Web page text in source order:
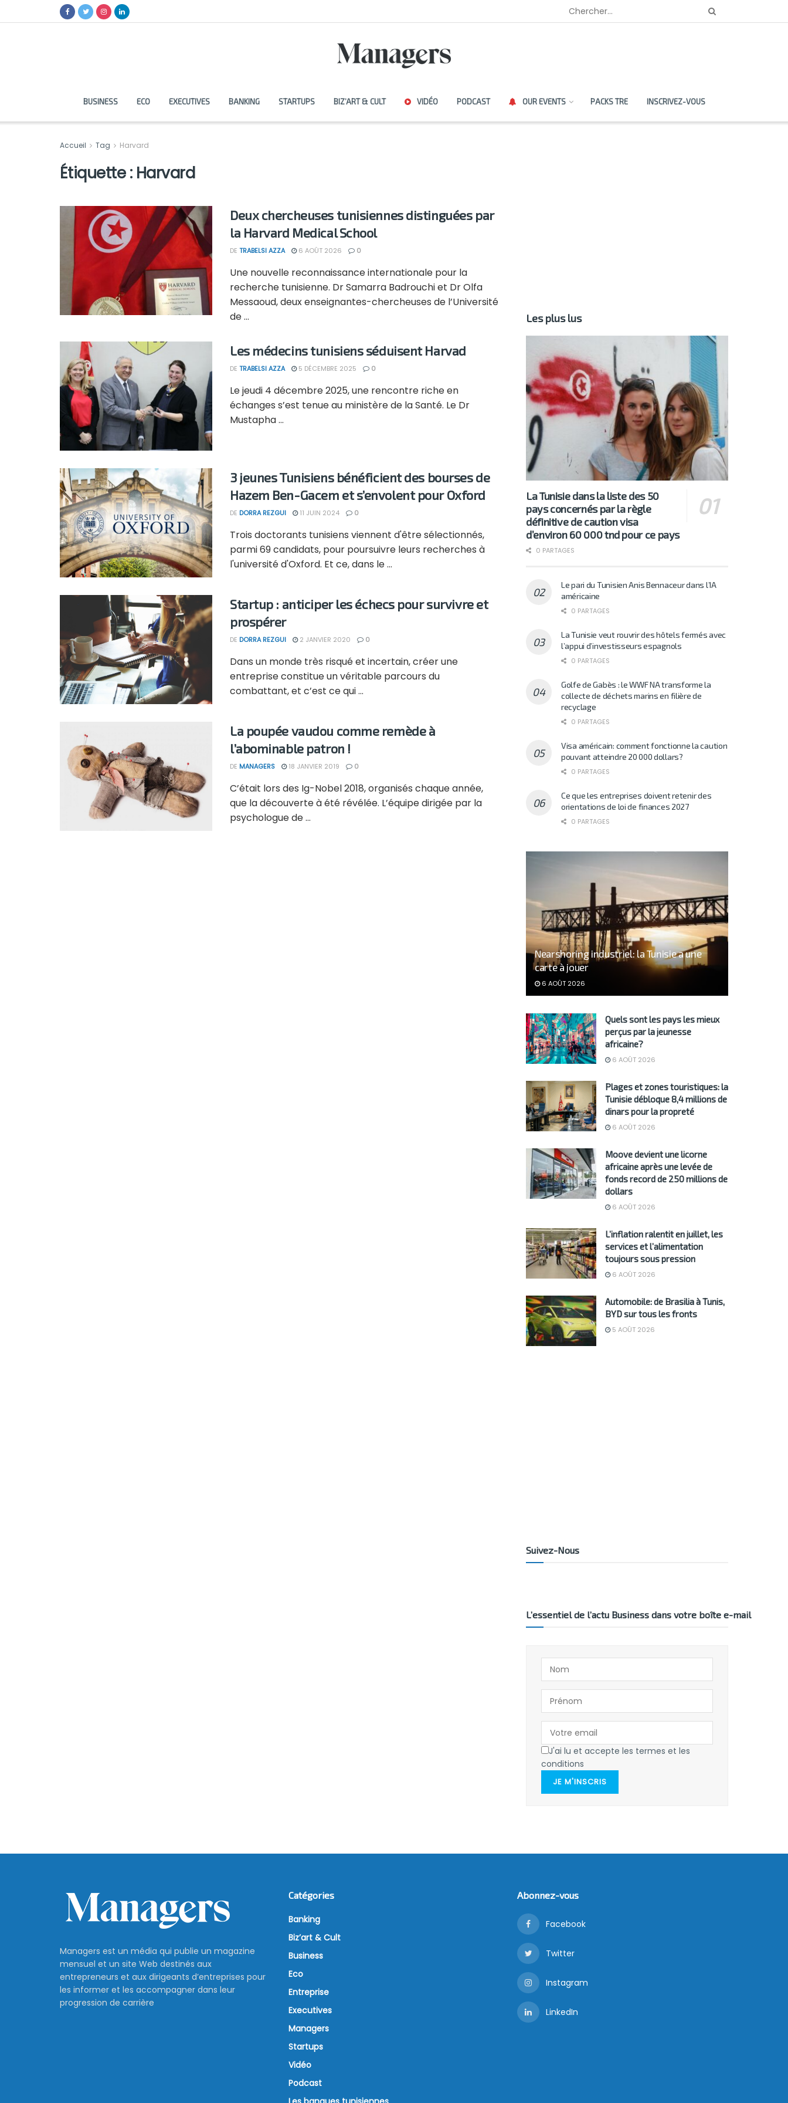
BUSINESS ECO EXECUTIVES BANKING STARTUPS BIZ’ART & CULT VIDÉO PODCAST OUR EVENTS PACKS TRE INSCRIVEZ-VOUS
Accueil Tag Harvard
Étiquette : Harvard
Deux chercheuses tunisiennes distinguées par
la Harvard Medical School
DE TRABELSI AZZA 6 AOÛT 2026 0
Une nouvelle reconnaissance internationale pour la
recherche tunisienne. Dr Samarra Badrouchi et Dr Olfa
Messaoud, deux enseignantes-chercheuses de l’Université
de ...
Les médecins tunisiens séduisent Harvad
DE TRABELSI AZZA 5 DÉCEMBRE 2025 0
Le jeudi 4 décembre 2025, une rencontre riche en
échanges s’est tenue au ministère de la Santé. Le Dr
Mustapha ...
3 jeunes Tunisiens bénéficient des bourses de
Hazem Ben-Gacem et s’envolent pour Oxford
DE DORRA REZGUI 11 JUIN 2024 0
Trois doctorants tunisiens viennent d'être sélectionnés,
parmi 69 candidats, pour poursuivre leurs recherches à
l'université d'Oxford. Et ce, dans le ...
Startup : anticiper les échecs pour survivre et
prospérer
DE DORRA REZGUI 2 JANVIER 2020 0
Dans un monde très risqué et incertain, créer une
entreprise constitue un véritable parcours du
combattant, et c’est ce qui ...
La poupée vaudou comme remède à
l’abominable patron !
DE MANAGERS 18 JANVIER 2019 0
C’était lors des Ig-Nobel 2018, organisés chaque année,
que la découverte à été révélée. L’équipe dirigée par la
psychologue de ...
Les plus lus
La Tunisie dans la liste des 50
pays concernés par la règle
définitive de caution visa
d’environ 60 000 tnd pour ce pays
0 PARTAGES
Le pari du Tunisien Anis Bennaceur dans l’IA
américaine
0 PARTAGES
La Tunisie veut rouvrir des hôtels fermés avec
l’appui d’investisseurs espagnols
0 PARTAGES
Golfe de Gabès : le WWF NA transforme la
collecte de déchets marins en filière de
recyclage
0 PARTAGES
Visa américain: comment fonctionne la caution
pouvant atteindre 20 000 dollars?
0 PARTAGES
Ce que les entreprises doivent retenir des
orientations de loi de finances 2027
0 PARTAGES
Nearshoring industriel: la Tunisie a une
carte à jouer
6 AOÛT 2026
Quels sont les pays les mieux
perçus par la jeunesse
africaine?
6 AOÛT 2026
Plages et zones touristiques: la
Tunisie débloque 8,4 millions de
dinars pour la propreté
6 AOÛT 2026
Moove devient une licorne
africaine après une levée de
fonds record de 250 millions de
dollars
6 AOÛT 2026
L’inflation ralentit en juillet, les
services et l’alimentation
toujours sous pression
6 AOÛT 2026
Automobile: de Brasilia à Tunis,
BYD sur tous les fronts
5 AOÛT 2026
Suivez-Nous
L’essentiel de l’actu Business dans votre boîte e-mail
J'ai lu et accepte les termes et les
conditions
JE M'INSCRIS
Managers est un média qui publie un magazine
mensuel et un site Web destinés aux
entrepreneurs et aux dirigeants d’entreprises pour
les informer et les accompagner dans leur
progression de carrière
Catégories
Banking
Biz’art & Cult
Business
Eco
Entreprise
Executives
Managers
Startups
Vidéo
Podcast
Abonnez-vous
Facebook
Twitter
Instagram
LinkedIn